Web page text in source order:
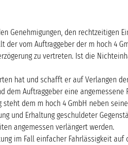
Genehmigungen, den rechtzeitigen
der vom Auftraggeber der m hoch 4
zu vertreten. Ist die
hat und schafft er auf Verlangen
dem Auftraggeber eine angemessene
dem m hoch 4 GmbH neben
und Erhaltung geschuldeter
angemessen verlängert werden.
im Fall einfacher Fahrlässigkeit auf